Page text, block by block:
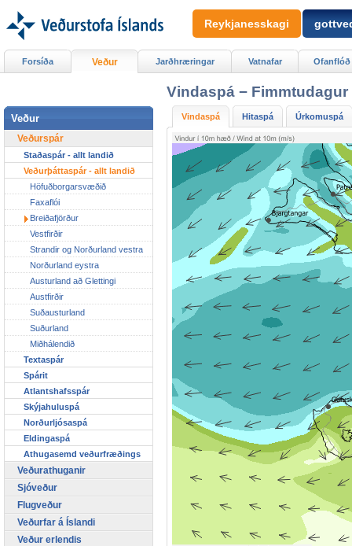
Vindaspá − Fimmtudagur
Vindaspá Hitaspá Úrkomuspá
Forsíða Veður Jarðhræringar Vatnafar Ofanflóð
Veður
Veðurspár
Staðaspár - allt landið
Veðurþáttaspár - allt landið
Höfuðborgarsvæðið
Faxaflói
Breiðafjörður
Vestfirðir
Strandir og Norðurland vestra
Norðurland eystra
Austurland að Glettingi
Austfirðir
Suðausturland
Suðurland
Miðhálendið
Textaspár
Spárit
Atlantshafsspár
Skýjahuluspá
Norðurljósaspá
Eldingaspá
Athugasemd veðurfræðings
Veðurathuganir
Sjóveður
Flugveður
Veðurfar á Íslandi
Veður erlendis
Reykjanesskagi